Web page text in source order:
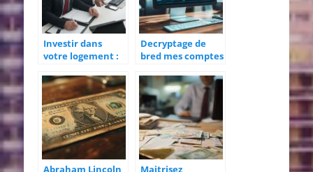
Investir dans
votre logement :
credit travaux
adapte aux
besoins des
fonctionnaires
Decryptage de
bred mes comptes
pour financer
votre bien
immobilier
Abraham Lincoln
Maitrisez